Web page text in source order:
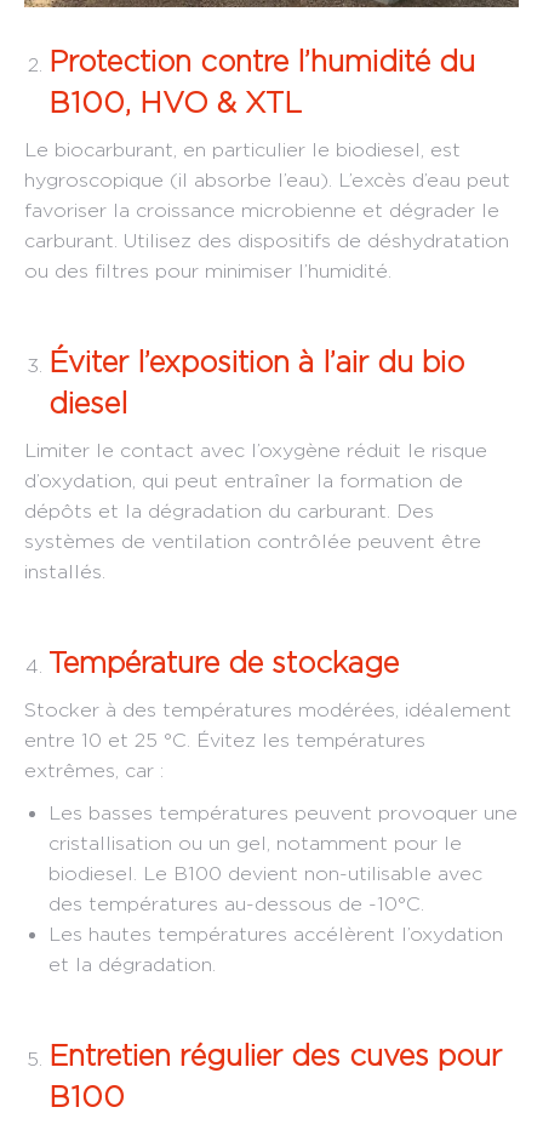
Protection contre l’humidité du
B100, HVO & XTL
Le biocarburant, en particulier le biodiesel, est
hygroscopique (il absorbe l’eau). L’excès d’eau peut
favoriser la croissance microbienne et dégrader le
carburant. Utilisez des dispositifs de déshydratation
ou des filtres pour minimiser l’humidité.
Éviter l’exposition à l’air du bio
diesel
Limiter le contact avec l’oxygène réduit le risque
d’oxydation, qui peut entraîner la formation de
dépôts et la dégradation du carburant. Des
systèmes de ventilation contrôlée peuvent être
installés.
Température de stockage
Stocker à des températures modérées, idéalement
entre 10 et 25 °C. Évitez les températures
extrêmes, car :
Les basses températures peuvent provoquer une
cristallisation ou un gel, notamment pour le
biodiesel. Le B100 devient non-utilisable avec
des températures au-dessous de -10°C.
Les hautes températures accélèrent l’oxydation
et la dégradation.
Entretien régulier des cuves pour
B100